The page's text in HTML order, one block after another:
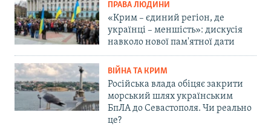
ПРАВА ЛЮДИНИ
«Крим – єдиний регіон, де
українці – меншість»: дискусія
навколо нової пам'ятної дати
ВІЙНА ТА КРИМ
Російська влада обіцяє закрити
морський шлях українським
БпЛА до Севастополя. Чи реально
це?